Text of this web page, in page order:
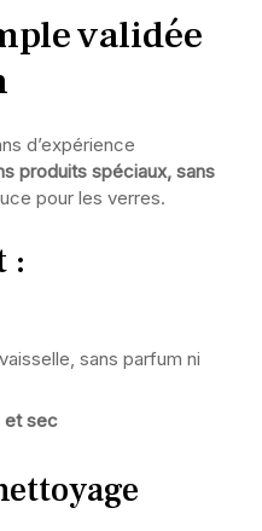
validée
d’expérience
produits spéciaux, sans
pour les verres.
:
sans parfum ni
et sec